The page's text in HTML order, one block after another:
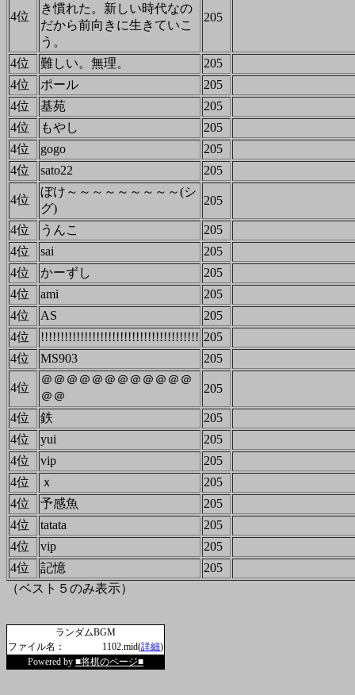
4位
き慣れた。新しい時代なの
だから前向きに生きていこ
う。
205
4位 難しい。無理。
205
4位
ポール
205
4位
基苑
205
4位
もやし
205
4位
gogo
205
4位
sato22 205
4位
ぼけ～～～～～～～～～(シ
グ)
205
4位 うんこ
205
4位
sai
205
4位
かーずし
205
4位
ami
205
4位
AS
205
4位
!!!!!!!!!!!!!!!!!!!!!!!!!!!!!!!!!!!!!!!! 205
4位
MS903 205
4位
＠＠＠＠＠＠＠＠＠＠＠＠
＠＠
205
4位 鉄
205
4位
yui
205
4位
vip
205
4位
ｘ
205
4位
予感魚
205
4位
tatata
205
4位
vip
205
4位
記憶
205
（ベスト５のみ表示）
ランダムBGM
ファイル名：
1102.mid(詳細)
Powered by ■将棋のページ■